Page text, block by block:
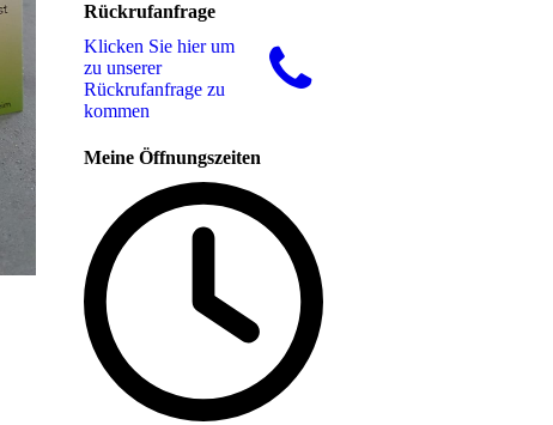
Rückrufanfrage
Klicken Sie hier um
zu unserer
Rückrufanfrage zu
kommen
Meine Öffnungszeiten